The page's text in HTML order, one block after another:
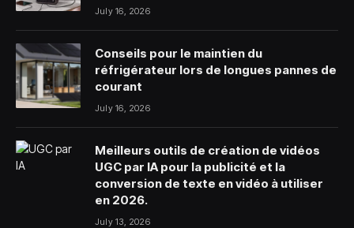
July 16, 2026
Conseils pour le maintien du
réfrigérateur lors de longues pannes de
courant
July 16, 2026
Meilleurs outils de création de vidéos
UGC par IA pour la publicité et la
conversion de texte en vidéo à utiliser
en 2026.
July 13, 2026